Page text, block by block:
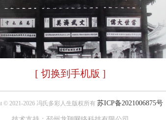
[ 切换到手机版 ]
© 2021-2026 冯氏多彩人生版权所有 苏ICP备2021006875号